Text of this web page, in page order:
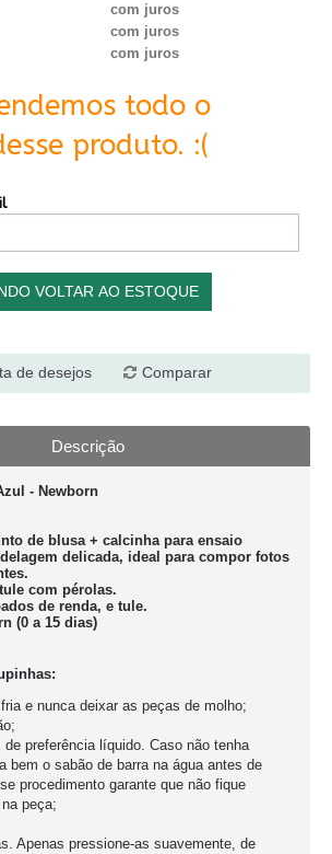
com juros
com juros
com juros
todo o
produto. :(
VOLTAR AO ESTOQUE
de desejos Comparar
Descrição
- Newborn
de blusa + calcinha para ensaio
delicada, ideal para compor fotos
com pérolas.
de renda, e tule.
(0 a 15 dias)
e nunca deixar as peças de molho;
de preferência líquido. Caso não tenha
bem o sabão de barra na água antes de
procedimento garante que não fique
peça;
Apenas pressione-as suavemente, de